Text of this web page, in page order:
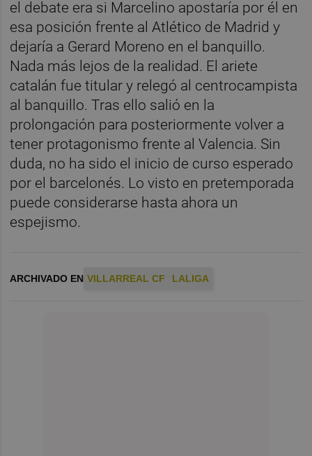
el debate era si Marcelino apostaría por él en
esa posición frente al Atlético de Madrid y
dejaría a Gerard Moreno en el banquillo.
Nada más lejos de la realidad. El ariete
catalán fue titular y relegó al centrocampista
al banquillo. Tras ello salió en la
prolongación para posteriormente volver a
tener protagonismo frente al Valencia. Sin
duda, no ha sido el inicio de curso esperado
por el barcelonés. Lo visto en pretemporada
puede considerarse hasta ahora un
espejismo.
ARCHIVADO EN VILLARREAL CF LALIGA